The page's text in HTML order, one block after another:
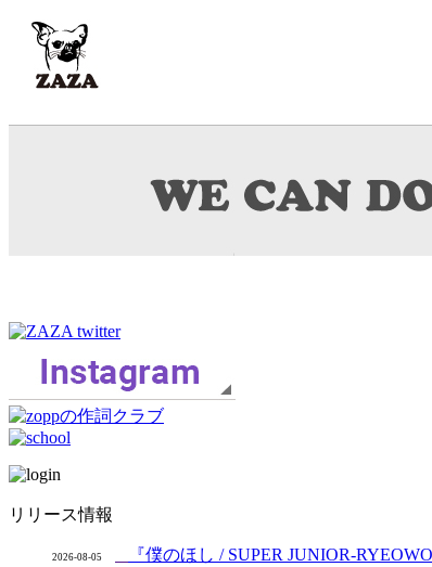
リリース情報
2026-08-05 『僕のほし / SUPER JUNIOR-